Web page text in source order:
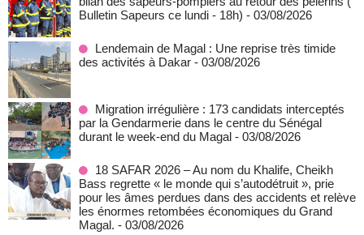
Bulletin Sapeurs ce lundi - 18h) - 03/08/2026
Lendemain de Magal : Une reprise très timide
des activités à Dakar - 03/08/2026
Migration irrégulière : 173 candidats interceptés
par la Gendarmerie dans le centre du Sénégal
durant le week-end du Magal - 03/08/2026
18 SAFAR 2026 – Au nom du Khalife, Cheikh
Bass regrette « le monde qui s’autodétruit », prie
pour les âmes perdues dans des accidents et relève
les énormes retombées économiques du Grand
Magal. - 03/08/2026